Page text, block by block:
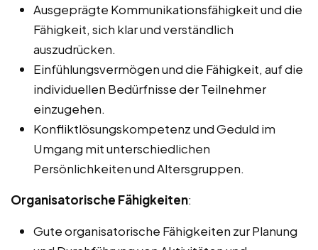
Ausgeprägte Kommunikationsfähigkeit und die
Fähigkeit, sich klar und verständlich
auszudrücken.
Einfühlungsvermögen und die Fähigkeit, auf die
individuellen Bedürfnisse der Teilnehmer
einzugehen.
Konfliktlösungskompetenz und Geduld im
Umgang mit unterschiedlichen
Persönlichkeiten und Altersgruppen.
Organisatorische Fähigkeiten:
Gute organisatorische Fähigkeiten zur Planung